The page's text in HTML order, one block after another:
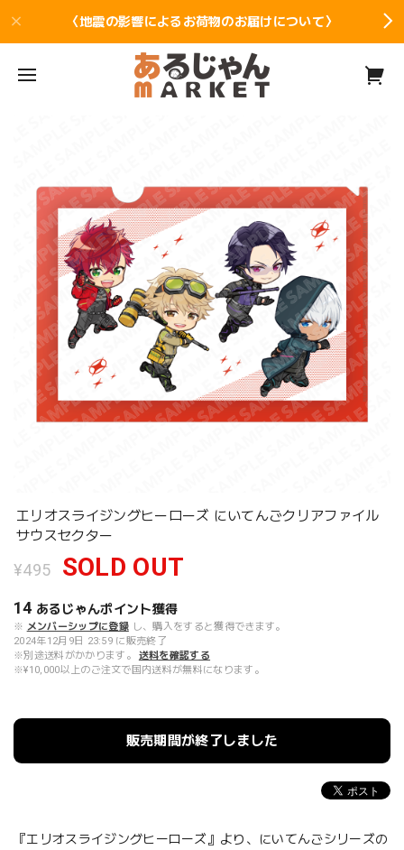
〈地震の影響によるお荷物のお届けについて〉
エリオスライジングヒーローズ にいてんごクリアファイル
サウスセクター
¥495 SOLD OUT
14 あるじゃんポイント獲得
※ メンバーシップに登録 し、購入をすると獲得できます。
2024年12月9日 23:59 に販売終了
※別途送料がかかります。
送料を確認する
※¥10,000以上のご注文で国内送料が無料になります。
販売期間が終了しました
『エリオスライジングヒーローズ』より、にいてんごシリーズの